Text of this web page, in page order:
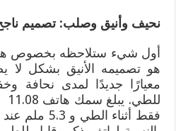
نحيف وأنيق وصلب: تصميم
هو تصميمه الأنيق بشكل لا
معيارًا جديدًا لمدى نحافة
فقط أثناء